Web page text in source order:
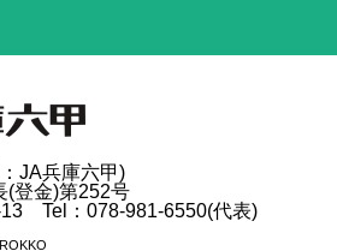
JA兵庫六甲)
登金)第252号
Tel：078-981-6550(代表)